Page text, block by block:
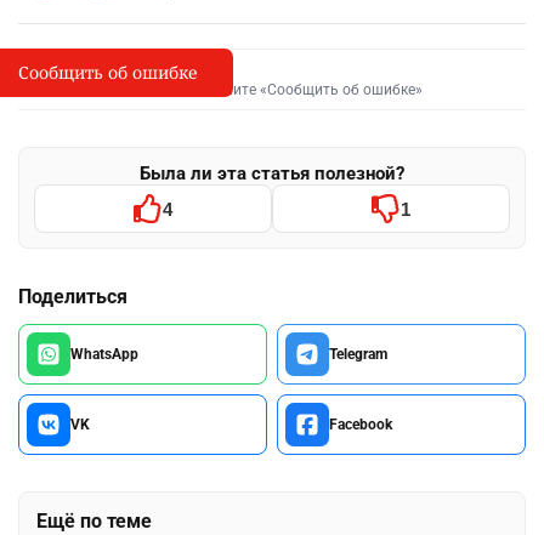
I
Сообщить об опечатке
Выделите фрагмент и нажмите «Сообщить об ошибке»
Была ли эта статья полезной?
4 1
Поделиться
WhatsApp Telegram
VK Facebook
Ещё по теме
Сообщить об ошибке